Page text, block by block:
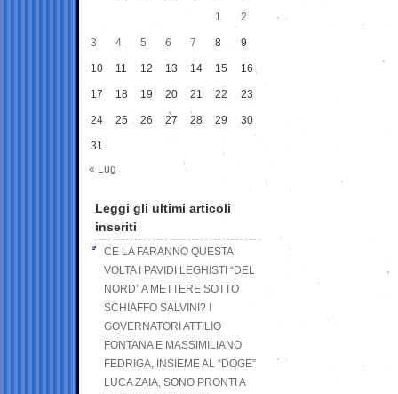
1
2
3 4 5 6 7 8 9
10 11 12 13 14 15 16
17 18 19 20 21 22 23
24 25 26 27 28 29 30
31
« Lug
Leggi gli ultimi articoli
inseriti
CE LA FARANNO QUESTA
VOLTA I PAVIDI LEGHISTI “DEL
NORD” A METTERE SOTTO
SCHIAFFO SALVINI? I
GOVERNATORI ATTILIO
FONTANA E MASSIMILIANO
FEDRIGA, INSIEME AL “DOGE”
LUCA ZAIA, SONO PRONTI A